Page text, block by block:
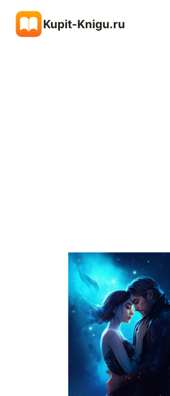
содержимому
Kupit-Knigu.ru